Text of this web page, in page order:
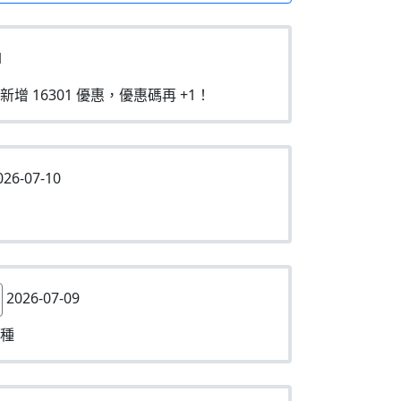
增 16301 優惠，優惠碼再 +1！
07-10
2026-07-09